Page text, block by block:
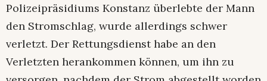
Polizeipräsidiums Konstanz überlebte der Mann
den Stromschlag, wurde allerdings schwer
verletzt. Der Rettungsdienst habe an den
Verletzten herankommen können, um ihn zu